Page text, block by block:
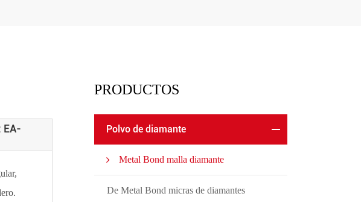
EA-
PRODUCTOS
Polvo de diamante
Metal Bond malla diamante
De Metal Bond micras de diamantes